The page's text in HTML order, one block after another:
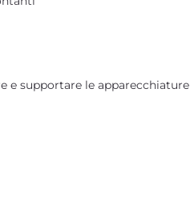
e supportare le apparecchiature